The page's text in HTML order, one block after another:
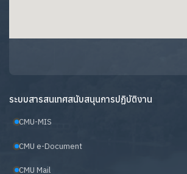
ระบบสารสนเทศสนับสนุนการปฏิบัติงาน
CMU-MIS
CMU e-Document
CMU Mail